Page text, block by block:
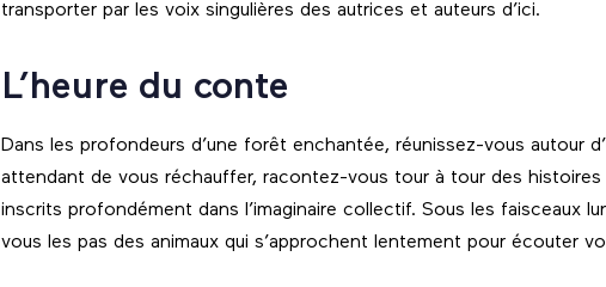
transporter par les voix singulières des autrices et auteurs d’ici.
L’heure du conte
Dans les profondeurs d’une forêt enchantée, réunissez-vous autour
attendant de vous réchauffer, racontez-vous tour à tour des
inscrits profondément dans l’imaginaire collectif. Sous les faisceaux
vous les pas des animaux qui s’approchent lentement pour écouter